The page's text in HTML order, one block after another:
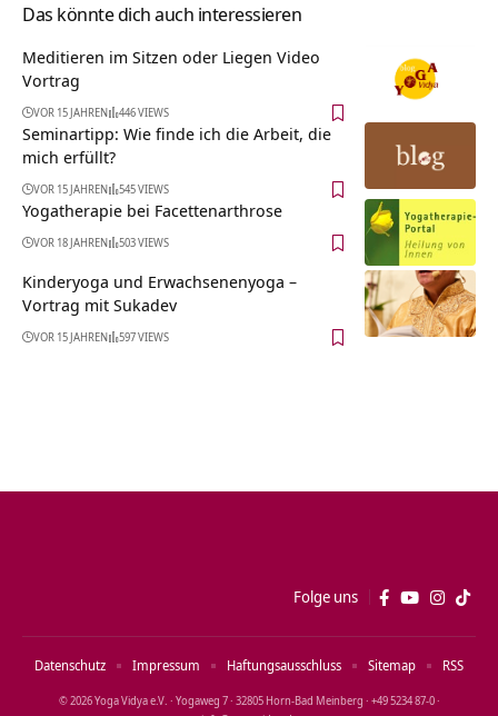
Das könnte dich auch interessieren
Meditieren im Sitzen oder Liegen Video
Vortrag
VOR 15 JAHREN 446 VIEWS
Seminartipp: Wie finde ich die Arbeit, die
mich erfüllt?
VOR 15 JAHREN 545 VIEWS
Yogatherapie bei Facettenarthrose
VOR 18 JAHREN 503 VIEWS
Kinderyoga und Erwachsenenyoga –
Vortrag mit Sukadev
VOR 15 JAHREN 597 VIEWS
Folge uns
© 2026 Yoga Vidya e.V. · Yogaweg 7 · 32805 Horn‑Bad Meinberg · +49 5234 87‑0 ·
Datenschutz Impressum Haftungsausschluss Sitemap RSS